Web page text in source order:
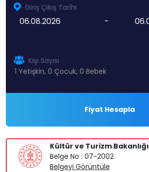
Giriş Çıkış Tarihi
-
Kişi Sayısı
Fiyat Hesapla
Kültür ve Turizm Bakanlığı
Belge No : 07-2002
Belgeyi Görüntüle